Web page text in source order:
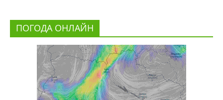
ПОГОДА ОНЛАЙН